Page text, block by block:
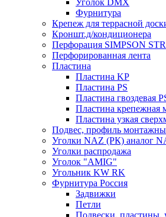
Уголок DMX
Фурнитура
Крепеж для террасной
Кроншт.д/кондиционера
Перфорация SIMPSON
Перфорированная лента
Пластина
Пластина KP
Пластина PS
Пластина гвоздевая
Пластина крепежная
Пластина узкая
Подвес, профиль
Уголки NAZ (РК) аналог
Уголки распродажа
Уголок "AMIG"
Угольник KW RK
Фурнитура Россия
Задвижки
Петли
Подвески, пластины,